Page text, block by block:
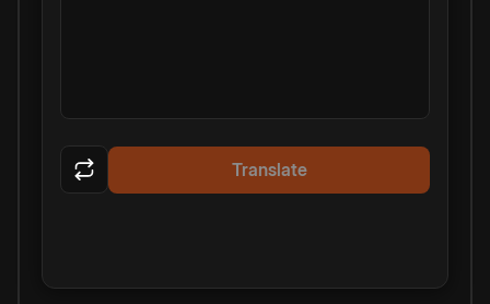
Translate